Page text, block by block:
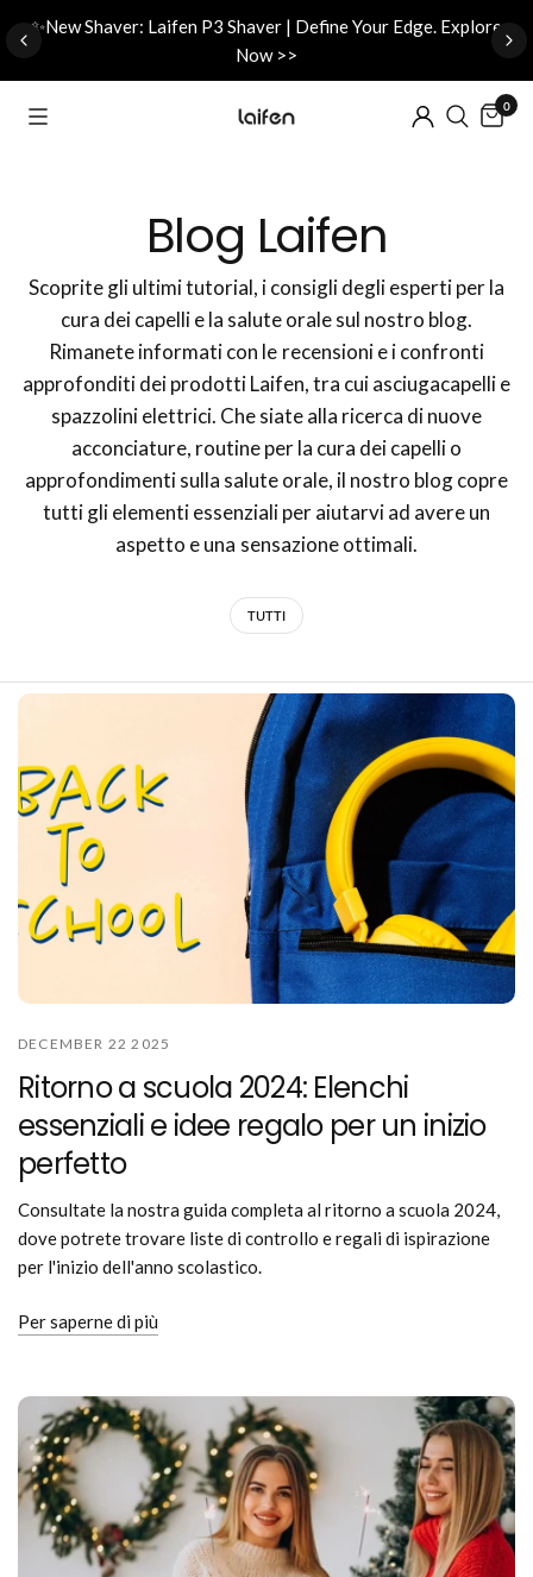
✨New Shaver: Laifen P3 Shaver | Define Your Edge. Explore
Now >>
0
Blog Laifen
Scoprite gli ultimi tutorial, i consigli degli esperti per la
cura dei capelli e la salute orale sul nostro blog.
Rimanete informati con le recensioni e i confronti
approfonditi dei prodotti Laifen, tra cui asciugacapelli e
spazzolini elettrici. Che siate alla ricerca di nuove
acconciature, routine per la cura dei capelli o
approfondimenti sulla salute orale, il nostro blog copre
tutti gli elementi essenziali per aiutarvi ad avere un
aspetto e una sensazione ottimali.
TUTTI
DECEMBER 22 2025
Ritorno a scuola 2024: Elenchi
essenziali e idee regalo per un inizio
perfetto
Consultate la nostra guida completa al ritorno a scuola 2024,
dove potrete trovare liste di controllo e regali di ispirazione
per l'inizio dell'anno scolastico.
Per saperne di più